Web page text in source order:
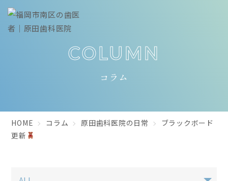
COLUMN
コラム
HOME コラム 原田歯科医院の日常
ブラックボード
更新